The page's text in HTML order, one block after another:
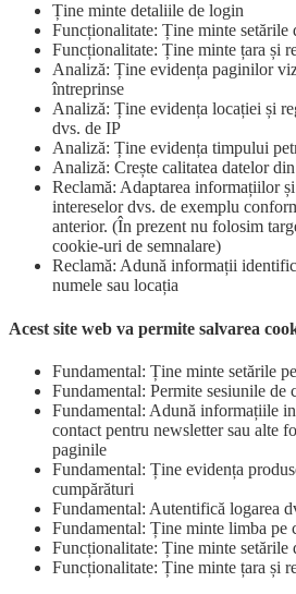
Ține minte detaliile de login
Funcționalitate: Ține minte setările
Funcționalitate: Ține minte țara și
Analiză: Ține evidența paginilor
întreprinse
Analiză: Ține evidența locației și
dvs. de IP
Analiză: Ține evidența timpului
Analiză: Crește calitatea datelor
Reclamă: Adaptarea informațiilor
intereselor dvs. de exemplu
anterior. (În prezent nu folosim
cookie-uri de semnalare)
Reclamă: Adună informații
numele sau locația
Acest site web va permite salvarea
Fundamental: Ține minte setările
Fundamental: Permite sesiunile de
Fundamental: Adună informațiile
contact pentru newsletter sau alte
paginile
Fundamental: Ține evidența
cumpărături
Fundamental: Autentifică logarea
Fundamental: Ține minte limba pe
Funcționalitate: Ține minte setările
Funcționalitate: Ține minte țara și